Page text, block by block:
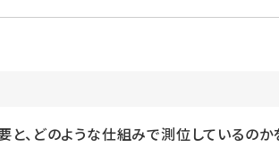
と、どのような仕組みで測位しているのか